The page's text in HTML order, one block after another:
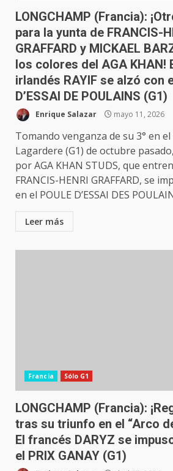
LONGCHAMP (Francia):
para la yunta de FRANCIS-
GRAFFARD y MICKAEL
los colores del AGA KHAN!
irlandés RAYIF se alzó con
D’ESSAI DE POULAINS (G1)
Enrique Salazar mayo 11, 2026
Tomando venganza de su 3° en el
Lagardere (G1) de octubre
por AGA KHAN STUDS, que
FRANCIS-HENRI GRAFFARD, se
en el POULE D’ESSAI DES
Leer más
Francia Sólo G1
LONGCHAMP (Francia):
tras su triunfo en el “Arco
El francés DARYZ se
el PRIX GANAY (G1)